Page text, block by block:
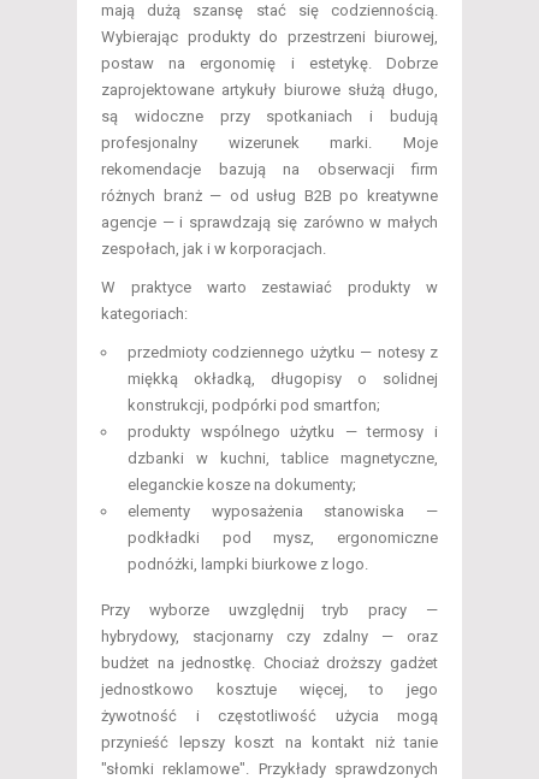
mają dużą szansę stać się codziennością.
Wybierając produkty do przestrzeni biurowej,
postaw na ergonomię i estetykę. Dobrze
zaprojektowane artykuły biurowe służą długo,
są widoczne przy spotkaniach i budują
profesjonalny wizerunek marki. Moje
rekomendacje bazują na obserwacji firm
różnych branż — od usług B2B po kreatywne
agencje — i sprawdzają się zarówno w małych
zespołach, jak i w korporacjach.
W praktyce warto zestawiać produkty w
kategoriach:
przedmioty codziennego użytku — notesy z
miękką okładką, długopisy o solidnej
konstrukcji, podpórki pod smartfon;
produkty wspólnego użytku — termosy i
dzbanki w kuchni, tablice magnetyczne,
eleganckie kosze na dokumenty;
elementy wyposażenia stanowiska —
podkładki pod mysz, ergonomiczne
podnóżki, lampki biurkowe z logo.
Przy wyborze uwzględnij tryb pracy —
hybrydowy, stacjonarny czy zdalny — oraz
budżet na jednostkę. Chociaż droższy gadżet
jednostkowo kosztuje więcej, to jego
żywotność i częstotliwość użycia mogą
przynieść lepszy koszt na kontakt niż tanie
"słomki reklamowe". Przykłady sprawdzonych